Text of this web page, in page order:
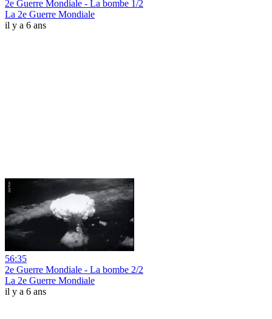
2e Guerre Mondiale - La bombe 1/2
La 2e Guerre Mondiale
il y a 6 ans
56:35
2e Guerre Mondiale - La bombe 2/2
La 2e Guerre Mondiale
il y a 6 ans